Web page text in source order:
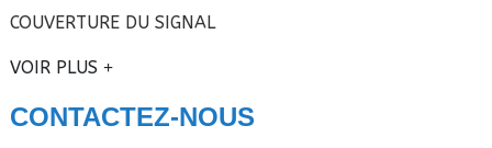
COUVERTURE DU SIGNAL
VOIR PLUS
CONTACTEZ-NOUS